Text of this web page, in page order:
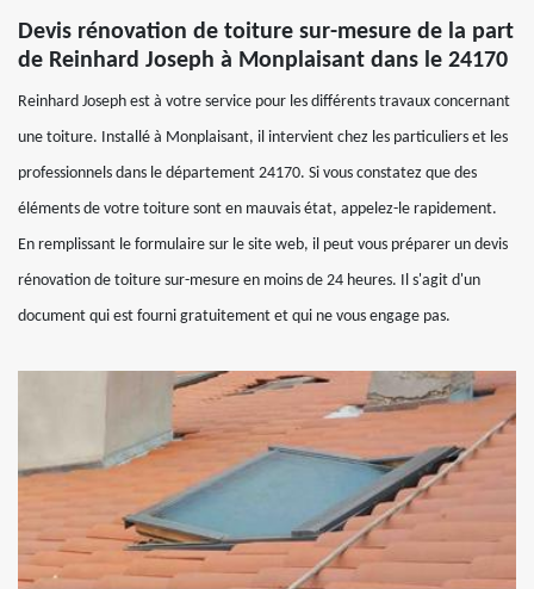
Devis rénovation de toiture sur-mesure de la part
de Reinhard Joseph à Monplaisant dans le 24170
Reinhard Joseph est à votre service pour les différents travaux concernant
une toiture. Installé à Monplaisant, il intervient chez les particuliers et les
professionnels dans le département 24170. Si vous constatez que des
éléments de votre toiture sont en mauvais état, appelez-le rapidement.
En remplissant le formulaire sur le site web, il peut vous préparer un devis
rénovation de toiture sur-mesure en moins de 24 heures. Il s'agit d'un
document qui est fourni gratuitement et qui ne vous engage pas.